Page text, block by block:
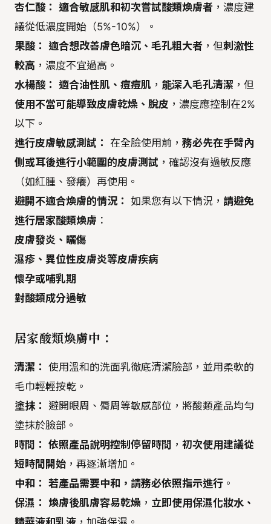
杏仁酸： 適合敏感肌和初次嘗試酸類煥膚者 ，濃度建
議從低濃度開始（5%-10%）。
果酸： 適合想改善膚色暗沉、毛孔粗大者 ，但刺激性
較高 ，濃度不宜過高。
水楊酸： 適合油性肌、痘痘肌 ， 能深入毛孔清潔 ，但
使用不當可能導致皮膚乾燥、脫皮 ，濃度應控制在2%
以下。
進行皮膚敏感測試： 在全臉使用前， 務必先在手臂內
側或耳後進行小範圍的皮膚測試 ，確認沒有過敏反應
（如紅腫、發癢）再使用。
避開不適合煥膚的情況： 如果您有以下情況， 請避免
進行居家酸類煥膚 ：
皮膚發炎、曬傷
濕疹、異位性皮膚炎等皮膚疾病
懷孕或哺乳期
對酸類成分過敏
居家酸類煥膚中：
清潔： 使用溫和的洗面乳徹底清潔臉部，並用柔軟的
毛巾輕輕按乾。
塗抹：
避開眼周、脣周等敏感部位，將酸類產品均勻
塗抹於臉部。
時間： 依照產品說明控制停留時間 ， 初次使用建議從
短時間開始 ，再逐漸增加。
中和： 若產品需要中和，請務必依照指示進行 。
保濕： 煥膚後肌膚容易乾燥 ， 立即使用保濕化妝水、